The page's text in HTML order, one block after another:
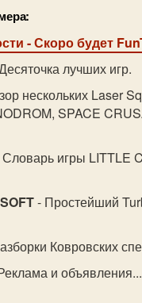
- Скоро будет
лучших игр.
нескольких Laser
SPACE
Словарь игры LITTLE
- Простейший
Ковровских
и объявления...